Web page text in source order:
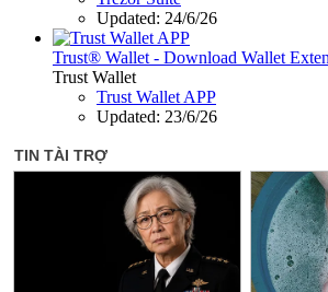
Updated: 24/6/26
Trust® Wallet - Download Wallet
Trust Wallet
Trust Wallet APP
Updated: 23/6/26